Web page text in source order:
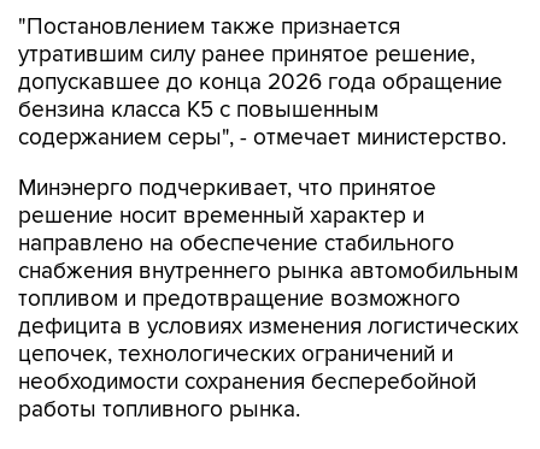
допускавшее до конца 2026 года обращение
бензина класса К5 с повышенным
содержанием серы", - отмечает министерство.
Минэнерго подчеркивает, что принятое
направлено на обеспечение стабильного
снабжения внутреннего рынка автомобильным
топливом и предотвращение возможного
дефицита в условиях изменения логистических
цепочек, технологических ограничений и
необходимости сохранения бесперебойной
работы топливного рынка.
"При этом речь не идет о пересмотре